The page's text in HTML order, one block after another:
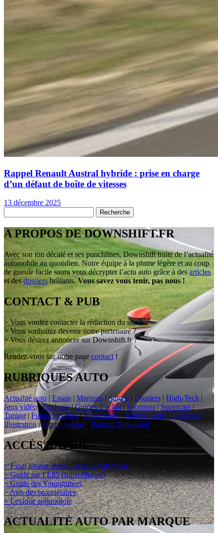
Rappel Renault Austral hybride : prise en charge
d’un défaut de boîte de vitesses
13 décembre 2025
A PROPOS DE DOWNSHIFT.FR
Avec son ton décalé et ses punchlines, Downshift traite de l’actualité
automobile au quotidien. Notre équipe à la plume légère et au coup
de gueule facile saura vous décrypter l’actu auto grâce à des articles
et des dossiers brûlants. Vous savez vous tenir, pas nous !
CONTACT & PUB
> Vous voulez contacter la rédaction du site ?
> Vous souhaitez devenir notre partenaire ?
> Vous désirez annoncer sur Downshift.fr ?
Rendez-vous sur notre page contact !
RUBRIQUES AUTO
Actualité auto | Essais | Marques |Salons | Dossiers | High-Tech |
Jeux vidéo|Ecologie|Guides d’achat | Sportives | Supercars |
Tuning|Futurs modèles|Nouveautés|Marché Auto | Oldschool |
Illustration|Promo voiture Podcast Downshift
ACCÈS RAPIDE
> Essai longue durée : DAILY DRIVER
> Guide sur l’E85 (superéthanol)
> Guide des Youngtimers
> Avis des propriétaires
> Lexique automobile
ACTUALITÉ AUTO PAR MARQUE